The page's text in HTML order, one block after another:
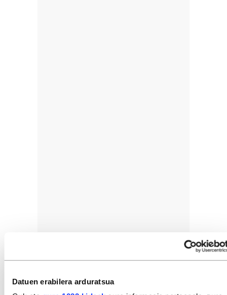
Datuen erabilera arduratsua